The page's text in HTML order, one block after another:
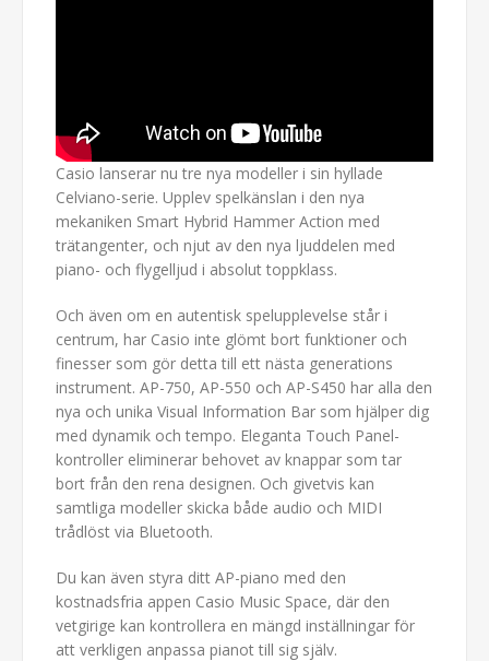
Casio lanserar nu tre nya modeller i sin hyllade
Celviano-serie. Upplev spelkänslan i den nya
mekaniken Smart Hybrid Hammer Action med
trätangenter, och njut av den nya ljuddelen med
piano- och flygelljud i absolut toppklass.
Och även om en autentisk spelupplevelse står i
centrum, har Casio inte glömt bort funktioner och
finesser som gör detta till ett nästa generations
instrument. AP-750, AP-550 och AP-S450 har alla den
nya och unika Visual Information Bar som hjälper dig
med dynamik och tempo. Eleganta Touch Panel-
kontroller eliminerar behovet av knappar som tar
bort från den rena designen. Och givetvis kan
samtliga modeller skicka både audio och MIDI
trådlöst via Bluetooth.
Du kan även styra ditt AP-piano med den
kostnadsfria appen Casio Music Space, där den
vetgirige kan kontrollera en mängd inställningar för
att verkligen anpassa pianot till sig själv.